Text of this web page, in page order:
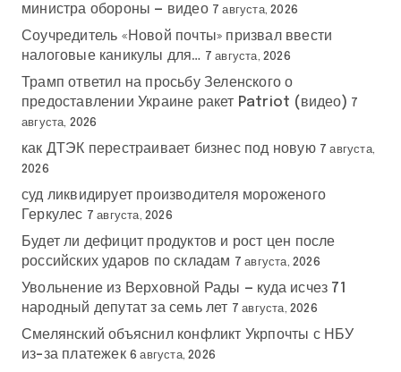
министра обороны — видео 7 августа, 2026
Соучредитель «Новой почты» призвал ввести
налоговые каникулы для… 7 августа, 2026
Трамп ответил на просьбу Зеленского о
предоставлении Украине ракет Patriot (видео) 7
августа, 2026
как ДТЭК перестраивает бизнес под новую 7 августа,
2026
суд ликвидирует производителя мороженого
Геркулес 7 августа, 2026
Будет ли дефицит продуктов и рост цен после
российских ударов по складам 7 августа, 2026
Увольнение из Верховной Рады — куда исчез 71
народный депутат за семь лет 7 августа, 2026
Смелянский объяснил конфликт Укрпочты с НБУ
из-за платежек 6 августа, 2026